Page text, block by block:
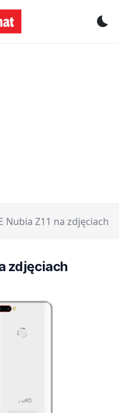
Nubia Z11 na zdjęciach
zdjęciach